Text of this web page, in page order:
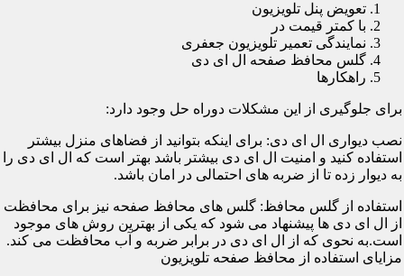
تعویض پنل تلویزیون
با کمتر قیمت در
نمایندگی تعمیر تلویزیون جعفری
گلس محافظ صفحه ال ای دی
راهکارها
برای جلوگیری از این مشکلات دوراه حل وجود دارد:
نصب دیواری ال ای دی: برای اینکه بتوانید از فضاهای منزل بیشتر
استفاده کنید و امنیت ال ای دی بیشتر باشد بهتر است که ال ای دی را
به دیوار زده تا از ضربه های احتمالی در امان باشد.
استفاده از گلس محافظ: گلس های محافظ صفحه نیز برای محافظت
از ال ای دی ها پیشنهاد می شود که یکی از بهترین روش های موجود
است.به نحوی که از ال ای دی در برابر ضربه و آب محافظت می کند.
مزایای استفاده از محافظ صفحه تلویزیون